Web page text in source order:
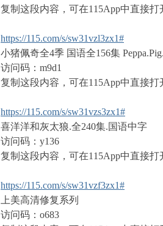
复制这段内容，可在115App中直接打
https://115.com/s/sw31vzl3zx1#
小猪佩奇全4季 国语全156集
访问码：m9d1
复制这段内容，可在115App中直接打
https://115.com/s/sw31vzs3zx1#
喜洋洋和灰太狼.全240集.国语中字
访问码：y136
复制这段内容，可在115App中直接打
https://115.com/s/sw31vzf3zx1#
上美高清修复系列
访问码：o683